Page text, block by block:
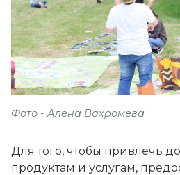
Фото - Алена Вахромева
Для того, чтобы привлечь
продуктам и услугам,